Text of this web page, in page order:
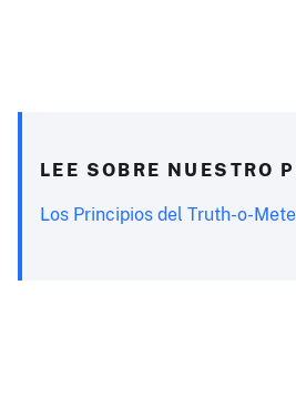
LEE SOBRE NUESTRO
Los Principios del Truth-o-